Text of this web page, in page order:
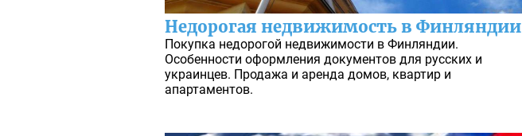
Недорогая недвижимость в Финляндии
Покупка недорогой недвижимости в Финляндии.
Особенности оформления документов для русских и
украинцев. Продажа и аренда домов, квартир и
апартаментов.